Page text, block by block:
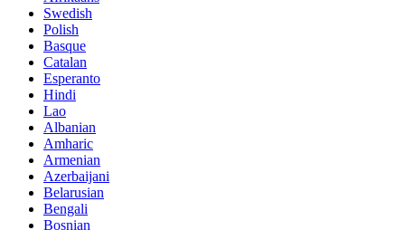
Swedish
Polish
Basque
Catalan
Esperanto
Hindi
Lao
Albanian
Amharic
Armenian
Azerbaijani
Belarusian
Bengali
Bosnian